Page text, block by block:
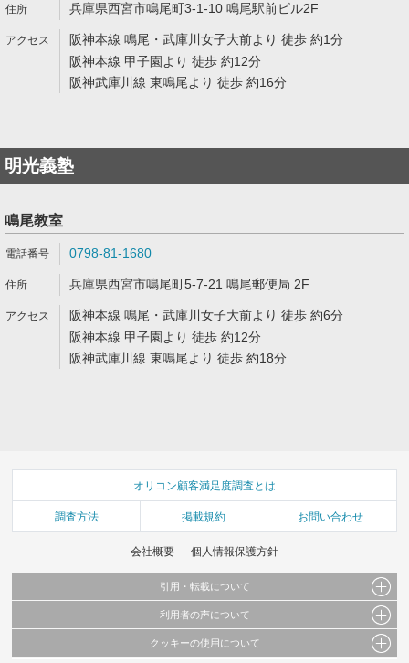
兵庫県西宮市鳴尾町3-1-10 鳴尾駅前ビル2F
阪神本線 鳴尾・武庫川女子大前より 徒歩 約1分
阪神本線 甲子園より 徒歩 約12分
阪神武庫川線 東鳴尾より 徒歩 約16分
明光義塾
鳴尾教室
0798-81-1680
兵庫県西宮市鳴尾町5-7-21 鳴尾郵便局 2F
阪神本線 鳴尾・武庫川女子大前より 徒歩 約6分
阪神本線 甲子園より 徒歩 約12分
阪神武庫川線 東鳴尾より 徒歩 約18分
オリコン顧客満足度調査とは
調査方法 掲載規約 お問い合わせ
会社概要 個人情報保護方針
引用・転載について
当サイトで公開されている情報（文字、写真、イラスト、画像データ等）及びこれらの配
これらの情報を権利者の許可なく無断転載・複製などの二次利用を行うことは固く禁じて
利用者の声について
当サイトに掲載している内容はすべてサービスの利用者が提出された見解・感想です。
クッキーの使用について